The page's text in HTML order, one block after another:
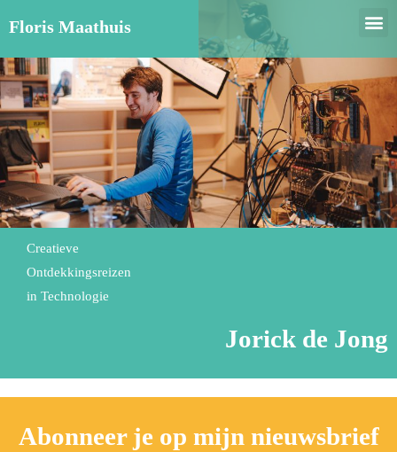
Floris Maathuis
Creatieve
Ontdekkingsreizen
in Technologie
Jorick de Jong
Abonneer je op mijn nieuwsbrief